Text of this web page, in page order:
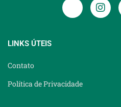
LINKS ÚTEIS
Contato
Política de Privacidade